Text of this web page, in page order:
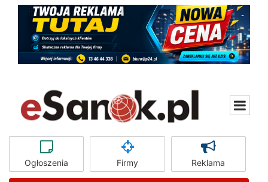
Ogłoszenia Firmy Reklama